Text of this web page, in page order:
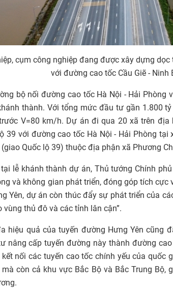
cụm công nghiệp đang được xây dựng
với đường cao tốc Cầu Giẽ - Ninh
bộ nối đường cao tốc Hà Nội - Hải Phòng
thành. Với tổng mức đầu tư gần 1.800
V=80 km/h. Dự án đi qua 20 xã trên
39 với đường cao tốc Hà Nội - Hải Phòng tại
Quốc lộ 39) thuộc địa phận xã Phương
lễ khánh thành dự án, Thủ tướng Chính
và không gian phát triển, đóng góp tích
Yên, dự án còn thúc đẩy sự phát triển của
vùng thủ đô và các tỉnh lân cận”.
hiệu quả của tuyến đường Hưng Yên cũng
nâng cấp tuyến đường này thành đường
nối các tuyến cao tốc chính yếu của quốc
còn cả khu vực Bắc Bộ và Bắc Trung